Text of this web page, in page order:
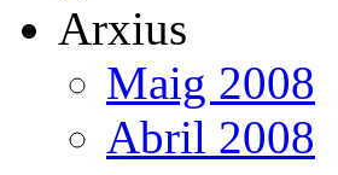
Arxius
Maig 2008
Abril 2008